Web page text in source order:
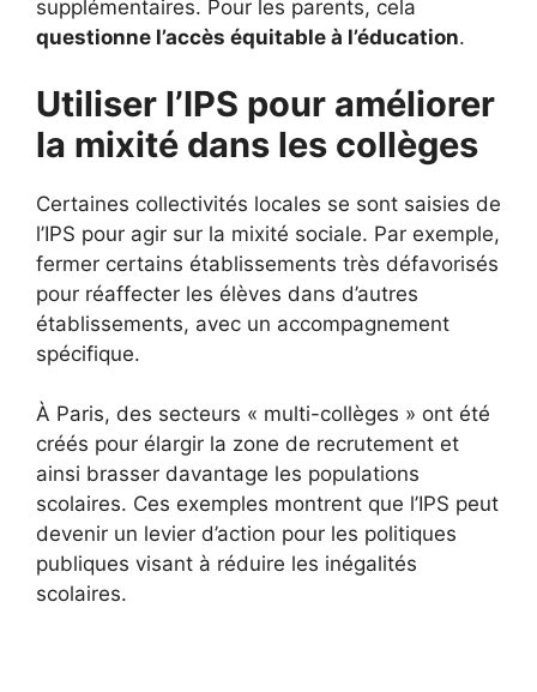
supplémentaires. Pour les parents, cela
questionne l’accès équitable à l’éducation.
Utiliser l’IPS pour améliorer
la mixité dans les collèges
Certaines collectivités locales se sont saisies de
l’IPS pour agir sur la mixité sociale. Par exemple,
fermer certains établissements très défavorisés
pour réaffecter les élèves dans d’autres
établissements, avec un accompagnement
spécifique.
À Paris, des secteurs « multi-collèges » ont été
créés pour élargir la zone de recrutement et
ainsi brasser davantage les populations
scolaires. Ces exemples montrent que l’IPS peut
devenir un levier d’action pour les politiques
publiques visant à réduire les inégalités
scolaires.